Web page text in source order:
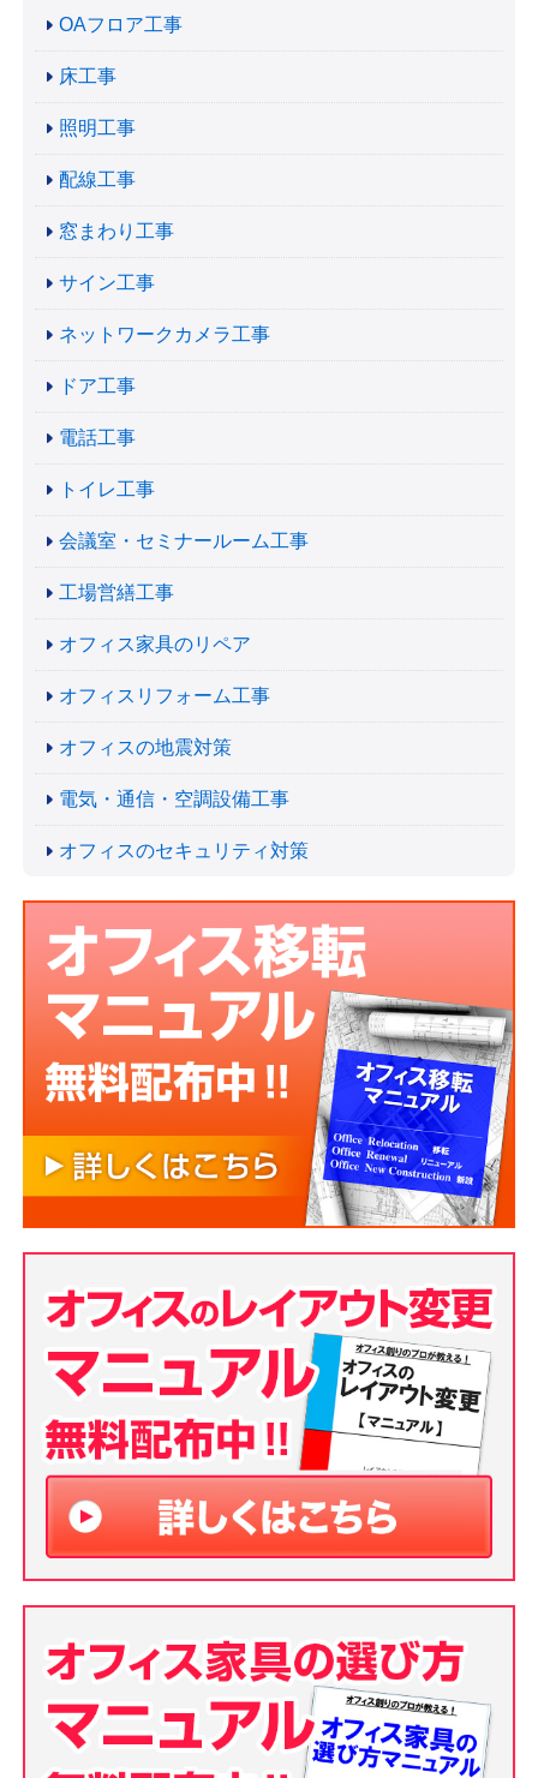
OAフロア工事
床工事
照明工事
配線工事
窓まわり工事
サイン工事
ネットワークカメラ工事
ドア工事
電話工事
トイレ工事
会議室・セミナールーム工事
工場営繕工事
オフィス家具のリペア
オフィスリフォーム工事
オフィスの地震対策
電気・通信・空調設備工事
オフィスのセキュリティ対策